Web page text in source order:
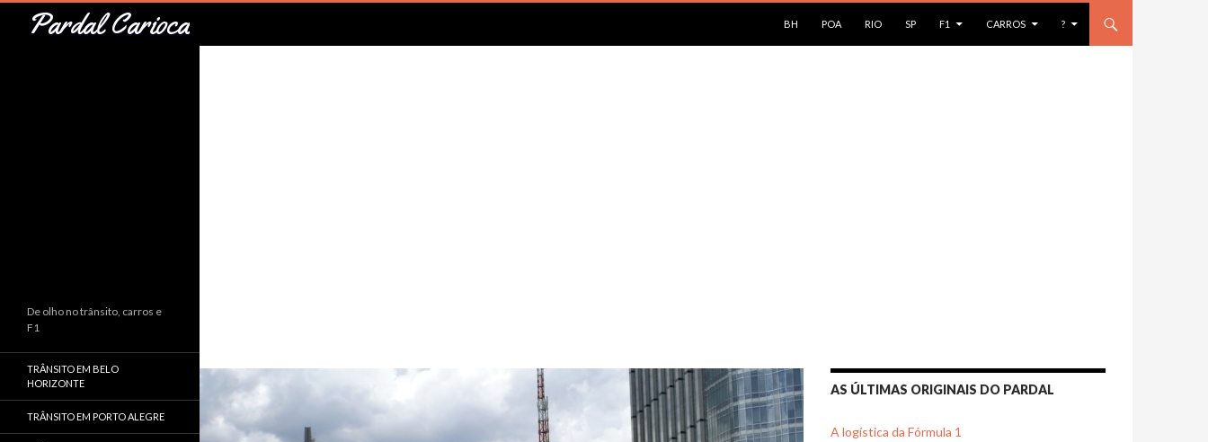
Pardal Carioca
Pesquisar
BH
POA RIO SP F1 CARROS ?
AS ÚLTIMAS ORIGINAIS DO PARDAL
A logística da Fórmula 1
De olho no trânsito, carros e
F1
TRÂNSITO EM BELO
HORIZONTE
TRÂNSITO EM PORTO ALEGRE